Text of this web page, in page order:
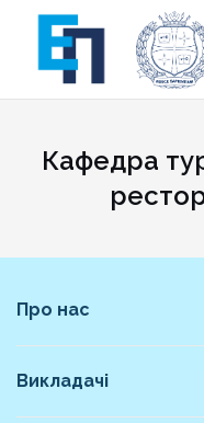
content
Кафедра
Про нас
Викладачі